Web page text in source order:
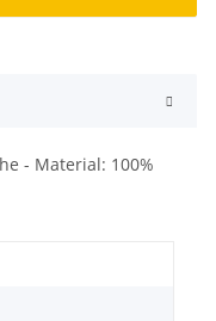
- Material: 100%